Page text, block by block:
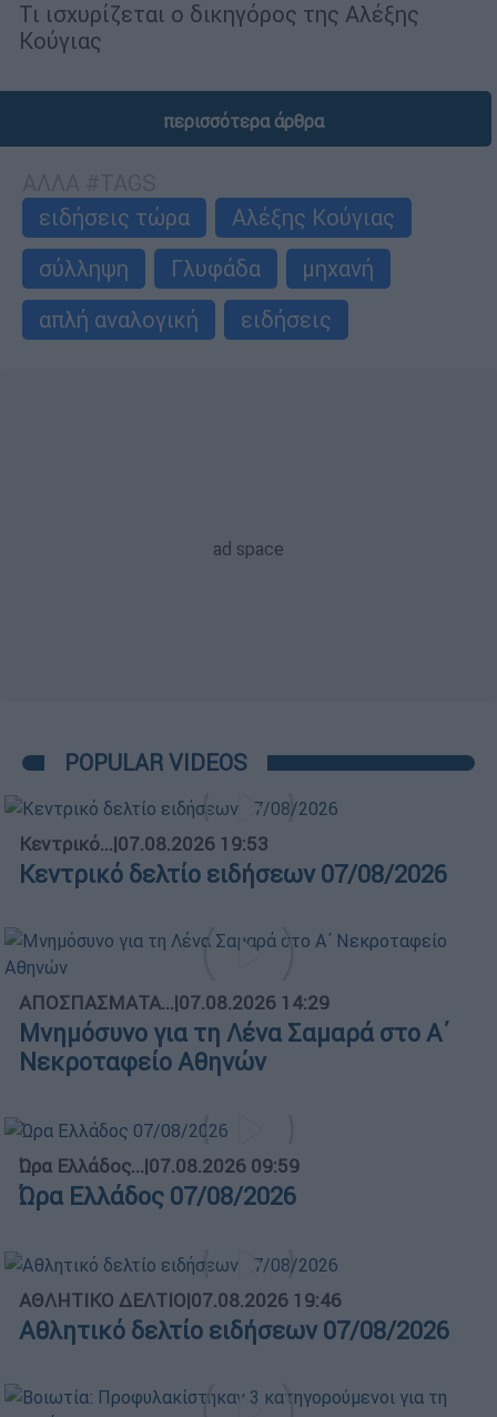
Τι ισχυρίζεται ο δικηγόρος της Αλέξης
Κούγιας
περισσότερα άρθρα
ειδήσεις τώρα
Αλέξης Κούγιας
σύλληψη
Γλυφάδα
μηχανή
απλή αναλογική
ειδήσεις
POPULAR VIDEOS
Κεντρικό...|07.08.2026 19:53
Κεντρικό δελτίο ειδήσεων 07/08/2026
ΑΠΟΣΠΑΣΜΑΤΑ...|07.08.2026 14:29
Μνημόσυνο για τη Λένα Σαμαρά στο Α΄
Νεκροταφείο Αθηνών
Ώρα Ελλάδος...|07.08.2026 09:59
Ώρα Ελλάδος 07/08/2026
ΑΘΛΗΤΙΚΟ ΔΕΛΤΙΟ|07.08.2026 19:46
Αθλητικό δελτίο ειδήσεων 07/08/2026